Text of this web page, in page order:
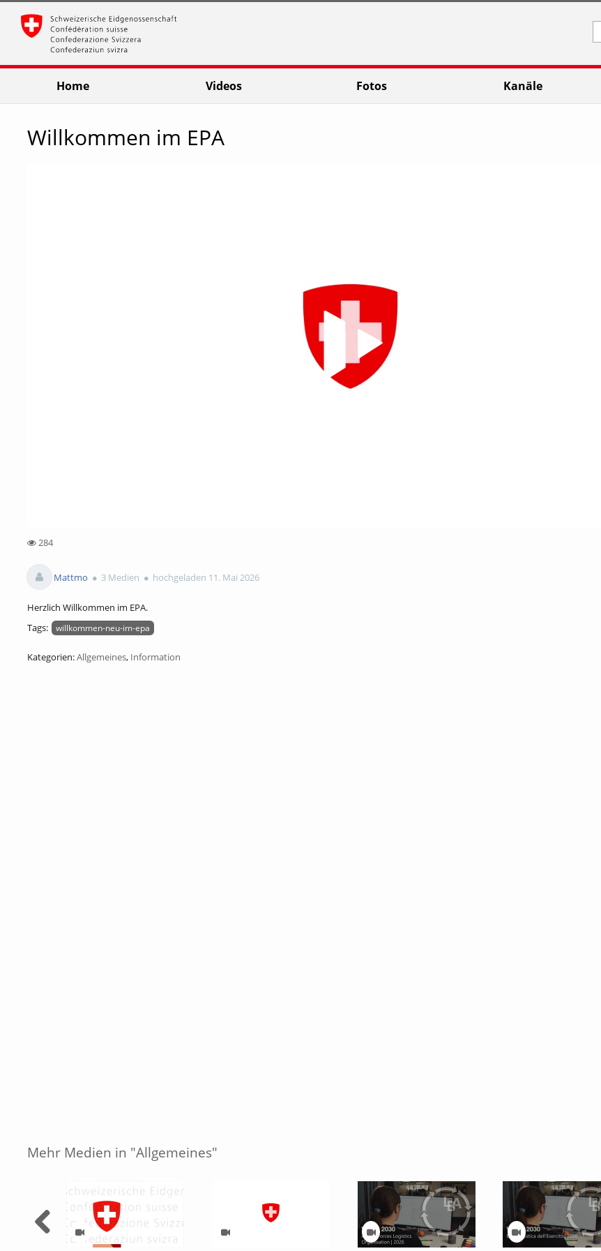
Home Videos Fotos Kanäle
Willkommen im EPA
Video abspielen
284
Mattmo 3 Medien hochgeladen 11. Mai 2026
Herzlich Willkommen im EPA.
Tags:
willkommen-neu-im-epa
Kategorien:Allgemeines, Information
Mehr Medien in "Allgemeines"